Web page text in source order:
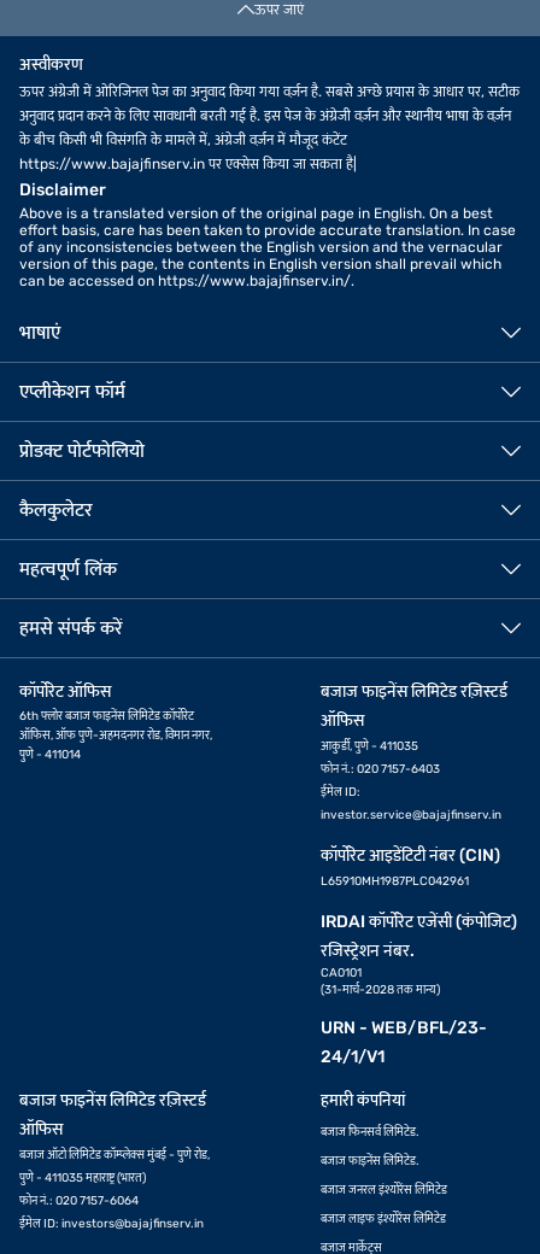
ऊपर जाएं
अस्वीकरण
ऊपर अंग्रेजी में ओरिजिनल पेज का अनुवाद किया गया वर्ज़न है. सबसे अच्छे प्रयास के आधार पर, सटीक
अनुवाद प्रदान करने के लिए सावधानी बरती गई है. इस पेज के अंग्रेजी वर्ज़न और स्थानीय भाषा के वर्ज़न
के बीच किसी भी विसंगति के मामले में, अंग्रेजी वर्ज़न में मौजूद कंटेंट
https://www.bajajfinserv.in पर एक्सेस किया जा सकता है|
Disclaimer
Above is a translated version of the original page in English. On a best
effort basis, care has been taken to provide accurate translation. In case
of any inconsistencies between the English version and the vernacular
version of this page, the contents in English version shall prevail which
can be accessed on https://www.bajajfinserv.in/.
भाषाएं
एप्लीकेशन फॉर्म
प्रोडक्ट पोर्टफोलियो
कैलकुलेटर
महत्वपूर्ण लिंक
हमसे संपर्क करें
कॉर्पोरेट ऑफिस
6th फ्लोर बजाज फाइनेंस लिमिटेड कॉर्पोरेट
ऑफिस, ऑफ पुणे-अहमदनगर रोड, विमान नगर,
पुणे - 411014
बजाज फाइनेंस लिमिटेड रज़िस्टर्ड
ऑफिस
आकुर्डी, पुणे - 411035
फोन नं.: 020 7157-6403
ईमेल ID:
investor.service@bajajfinserv.in
कॉर्पोरेट आइडेंटिटी नंबर (CIN)
L65910MH1987PLC042961
IRDAI कॉर्पोरेट एजेंसी (कंपोजिट)
रजिस्ट्रेशन नंबर.
CA0101
(31-मार्च-2028 तक मान्य)
URN - WEB/BFL/23-
24/1/V1
बजाज फाइनेंस लिमिटेड रज़िस्टर्ड
ऑफिस
बजाज ऑटो लिमिटेड कॉम्प्लेक्स मुंबई - पुणे रोड,
पुणे - 411035 महाराष्ट्र (भारत)
फोन नं.: 020 7157-6064
ईमेल ID: investors@bajajfinserv.in
हमारी कंपनियां
बजाज फिनसर्व लिमिटेड.
बजाज फाइनेंस लिमिटेड.
बजाज जनरल इंश्योरेंस लिमिटेड
बजाज लाइफ इंश्योरेंस लिमिटेड
बजाज मार्केट्स